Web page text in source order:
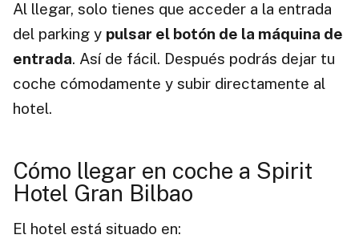
Al llegar, solo tienes que acceder a la entrada
del parking y pulsar el botón de la máquina de
entrada. Así de fácil. Después podrás dejar tu
coche cómodamente y subir directamente al
hotel.
Cómo llegar en coche a Spirit
Hotel Gran Bilbao
El hotel está situado en: